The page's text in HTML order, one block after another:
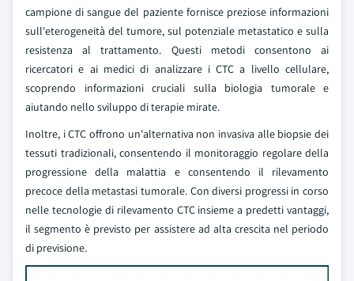
campione di sangue del paziente fornisce preziose informazioni
sull'eterogeneità del tumore, sul potenziale metastatico e sulla
resistenza al trattamento. Questi metodi consentono ai
ricercatori e ai medici di analizzare i CTC a livello cellulare,
scoprendo informazioni cruciali sulla biologia tumorale e
aiutando nello sviluppo di terapie mirate.
Inoltre, i CTC offrono un'alternativa non invasiva alle biopsie dei
tessuti tradizionali, consentendo il monitoraggio regolare della
progressione della malattia e consentendo il rilevamento
precoce della metastasi tumorale. Con diversi progressi in corso
nelle tecnologie di rilevamento CTC insieme a predetti vantaggi,
il segmento è previsto per assistere ad alta crescita nel periodo
di previsione.